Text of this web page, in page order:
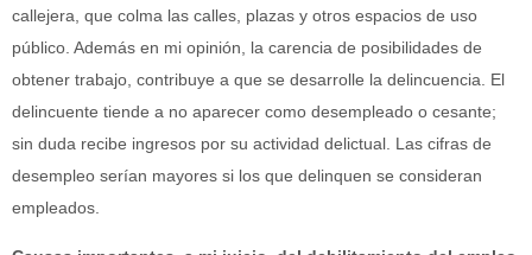
callejera, que colma las calles, plazas y otros espacios de uso
público. Además en mi opinión, la carencia de posibilidades de
obtener trabajo, contribuye a que se desarrolle la delincuencia. El
delincuente tiende a no aparecer como desempleado o cesante;
sin duda recibe ingresos por su actividad delictual. Las cifras de
desempleo serían mayores si los que delinquen se consideran
empleados.